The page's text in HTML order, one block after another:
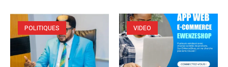
POLITIQUES VIDEO